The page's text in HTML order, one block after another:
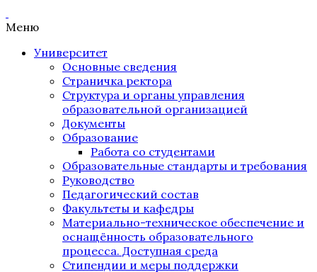
Меню
Университет
Основные сведения
Страничка ректора
Структура и органы управления
образовательной организацией
Документы
Образование
Работа со студентами
Образовательные стандарты и требования
Руководство
Педагогический состав
Факультеты и кафедры
Материально-техническое обеспечение и
оснащённость образовательного
процесса. Доступная среда
Стипендии и меры поддержки